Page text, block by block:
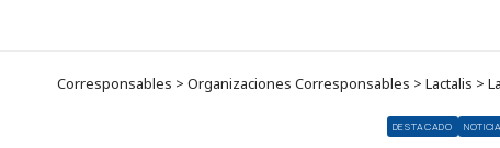
DESTACADO